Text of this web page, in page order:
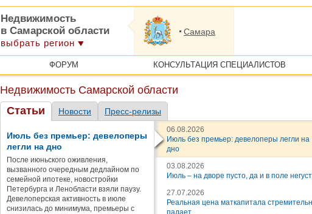
Недвижимость
в Самарской области
выбрать регион
Самара
ФОРУМ КОНСУЛЬТАЦИЯ СПЕЦИАЛИСТОВ
Недвижимость Самарской области
Статьи
Новости Пресс-релизы
Июль без премьер: девелоперы
легли на дно
После июньского оживления,
вызванного очередным дедлайном по
семейной ипотеке, новостройки
Петербурга и Ленобласти взяли паузу.
Девелоперская активность в июле
снизилась до минимума, премьеры с
06.08.2026
Июль без премьер: девелоперы легли на
дно
03.08.2026
Июль – на дворе пусто, да и в поле
27.07.2026
Реальная цена маткапитала
падает